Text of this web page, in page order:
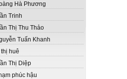
Hà Phương
Trinh
Thị Thu Thảo
Tuấn Khanh
thị huê
Thị Diệp
phúc hậu